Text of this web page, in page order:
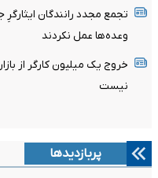
تجمع مجدد رانندگان
وعده‌ها عمل نکردند
نیست
پربازدیدها